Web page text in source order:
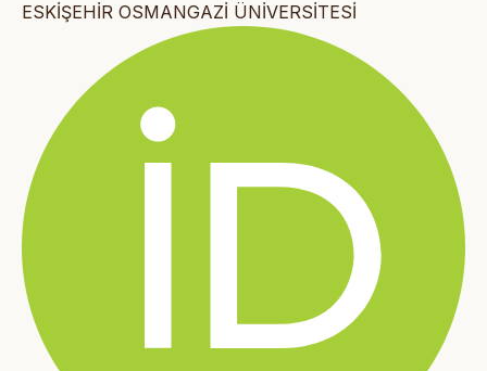
ESKİŞEHİR OSMANGAZİ ÜNİVERSİTESİ